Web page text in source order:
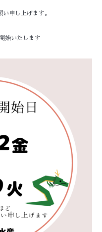
申し上げます。
始いたします